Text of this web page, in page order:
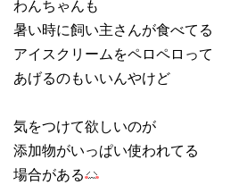
わんちゃんも
暑い時に飼い主さんが食べてる
アイスクリームをペロペロって
あげるのもいいんやけど
気をつけて欲しいのが
添加物がいっぱい使われてる
場合がある